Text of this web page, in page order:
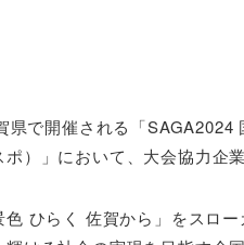
県で開催される「SAGA2024
）」において、大会協力企
ひらく 佐賀から」をスロ